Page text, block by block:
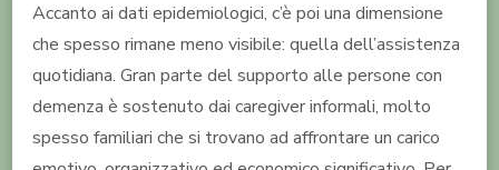
Accanto ai dati epidemiologici, c’è poi una dimensione
che spesso rimane meno visibile: quella dell’assistenza
quotidiana. Gran parte del supporto alle persone con
demenza è sostenuto dai caregiver informali, molto
spesso familiari che si trovano ad affrontare un carico